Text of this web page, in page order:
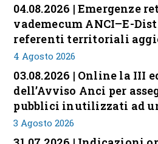
04.08.2026 | Emergenze
vademecum ANCI–E-
referenti territoriali
4 Agosto 2026
03.08.2026 | Online la III
dell’Avviso Anci per
pubblici inutilizzati ad
3 Agosto 2026